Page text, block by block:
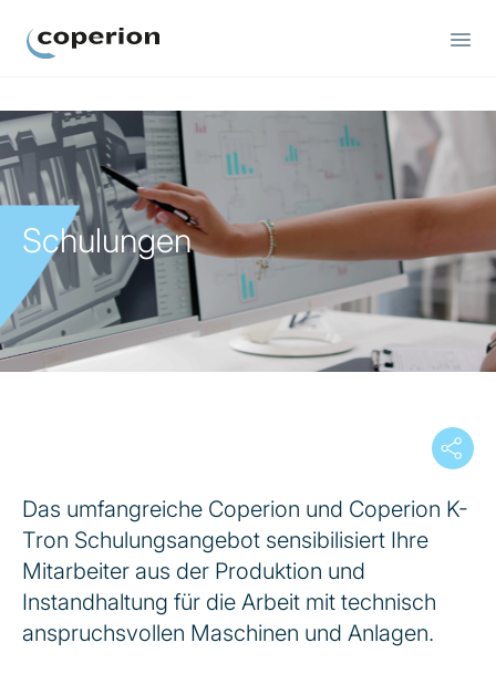
Schulungen
Das umfangreiche Coperion und Coperion K-
Tron Schulungsangebot sensibilisiert Ihre
Mitarbeiter aus der Produktion und
Instandhaltung für die Arbeit mit technisch
anspruchsvollen Maschinen und Anlagen.